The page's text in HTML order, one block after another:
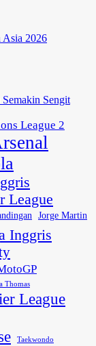
Asia 2026
Sengit
League 2
League
Jorge Martin
Inggris
Thomas
League
Taekwondo